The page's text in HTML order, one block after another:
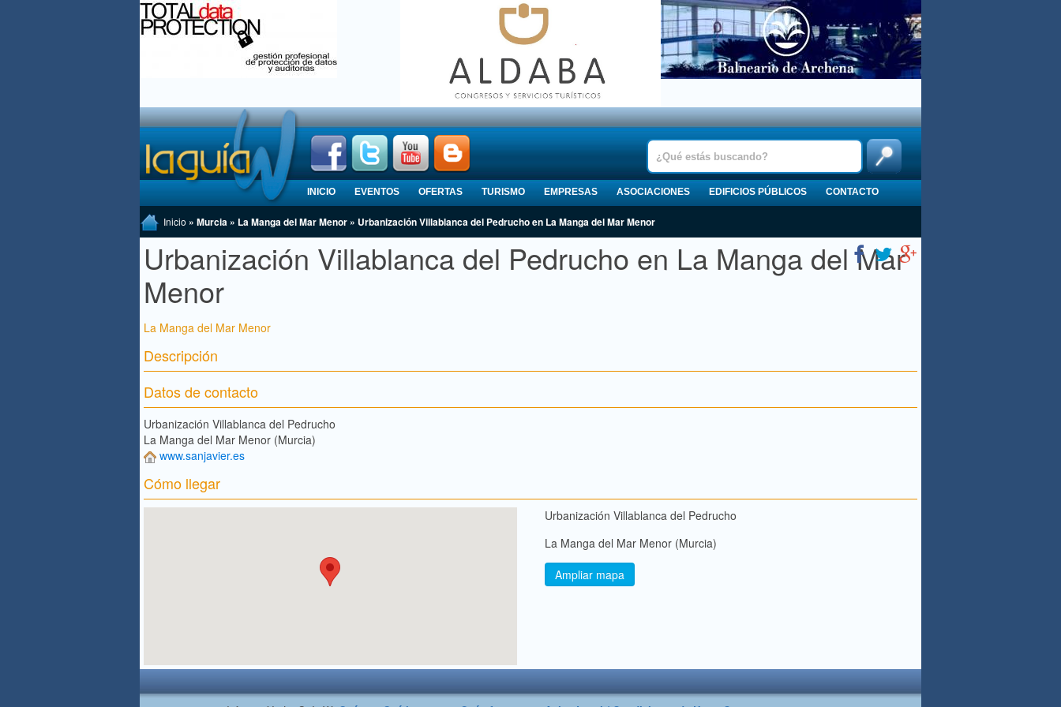
INICIO EVENTOS OFERTAS TURISMO EMPRESAS ASOCIACIONES EDIFICIOS PÚBLICOS CONTACTO
Inicio » Murcia » La Manga del Mar Menor » Urbanización Villablanca del Pedrucho en La Manga del Mar Menor
Urbanización Villablanca del Pedrucho en La Manga del Mar
Menor
La Manga del Mar Menor
Descripción
Datos de contacto
Urbanización Villablanca del Pedrucho
La Manga del Mar Menor (Murcia)
www.sanjavier.es
Cómo llegar
Urbanización Villablanca del Pedrucho
La Manga del Mar Menor (Murcia)
Ampliar mapa